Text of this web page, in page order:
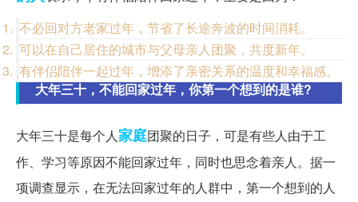
不必回对方老家过年，节省了长途奔波的时间消耗。
可以在自己居住的城市与父母亲人团聚，共度新年。
有伴侣陪伴一起过年，增添了亲密关系的温度和幸福感。
大年三十，不能回家过年，你第一个想到的是谁?
大年三十是每个人家庭团聚的日子，可是有些人由于工
作、学习等原因不能回家过年，同时也思念着亲人。据一
项调查显示，在无法回家过年的人群中，第一个想到的人